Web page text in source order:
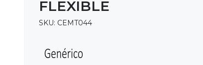
FLEXIBLE
SKU: CEMT044